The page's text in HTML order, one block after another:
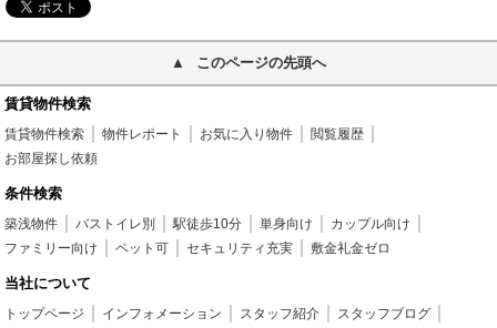
このページの先頭へ
賃貸物件検索
賃貸物件検索 物件レポート お気に入り物件
閲覧履歴
お部屋探し依頼
条件検索
築浅物件 バストイレ別 駅徒歩10分 単身向け
カップル向け
ファミリー向け
ペット可 セキュリティ充実 敷金礼金ゼロ
当社について
トップページ インフォメーション スタッフ紹介
スタッフブログ